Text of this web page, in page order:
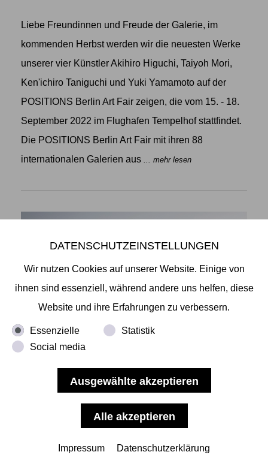
Liebe Freundinnen und Freude der Galerie, im
kommenden Herbst werden wir die neuesten Werke
unserer vier Künstler Akihiro Higuchi, Taiyoh Mori,
Ken'ichiro Taniguchi und Yuki Yamamoto auf der
POSITIONS Berlin Art Fair zeigen, die vom 15. - 18.
September 2022 im Flughafen Tempelhof stattfindet.
Die POSITIONS Berlin Art Fair mit ihren 88
internationalen Galerien aus
... mehr lesen
-THE SUMMIT - SHINGO YOSHIDA
Wir laden Sie anlässlich zur Fototriennale Hamburg
herzlich ein zur Eröffnung unserer nächsten
DATENSCHUTZEINSTELLUNGEN
Wir nutzen Cookies auf unserer Website. Einige von
ihnen sind essenziell, während andere uns helfen, diese
Website und ihre Erfahrungen zu verbessern.
Essenzielle
Statistik
Social media
Impressum Datenschutzerklärung